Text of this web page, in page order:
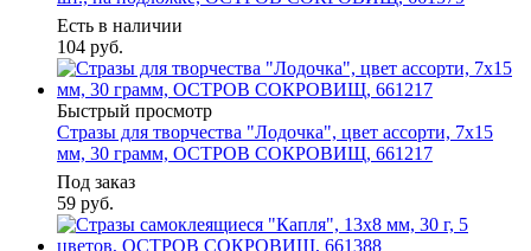
Есть в наличии
104 руб.
Быстрый просмотр
Стразы для творчества "Лодочка", цвет ассорти, 7х15
мм, 30 грамм, ОСТРОВ СОКРОВИЩ, 661217
Под заказ
59 руб.